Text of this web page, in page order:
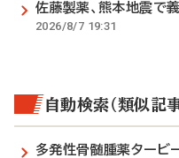
佐藤製薬、熊本地震で
2026/8/7 19:31
自動検索（類似記
多発性骨髄腫薬タービ